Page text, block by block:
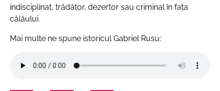
indisciplinat, trădător, dezertor sau criminal în faţa
călăului.
Mai multe ne spune istoricul Gabriel Rusu: